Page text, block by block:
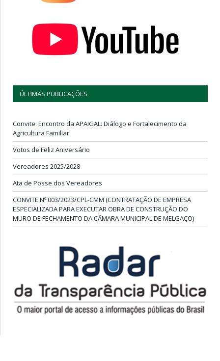
ÚLTIMAS PUBLICAÇÕES
Convite: Encontro da APAIGAL: Diálogo e Fortalecimento da
Agricultura Familiar
Votos de Feliz Aniversário
Vereadores 2025/2028
Ata de Posse dos Vereadores
CONVITE Nº 003/2023/CPL-CMM (CONTRATAÇÃO DE EMPRESA
ESPECIALIZADA PARA EXECUTAR OBRA DE CONSTRUÇÃO DO
MURO DE FECHAMENTO DA CÂMARA MUNICIPAL DE MELGAÇO)